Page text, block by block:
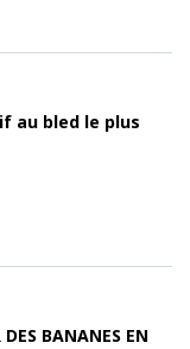
au bled le plus
BANANES EN